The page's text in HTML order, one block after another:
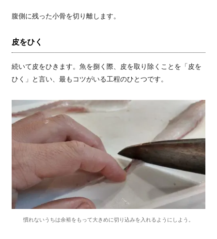
腹側に残った小骨を切り離します。
皮をひく
続いて皮をひきます。魚を捌く際、皮を取り除くことを「皮を
ひく」と言い、最もコツがいる工程のひとつです。
慣れないうちは余裕をもって大きめに切り込みを入れるようにしよう。